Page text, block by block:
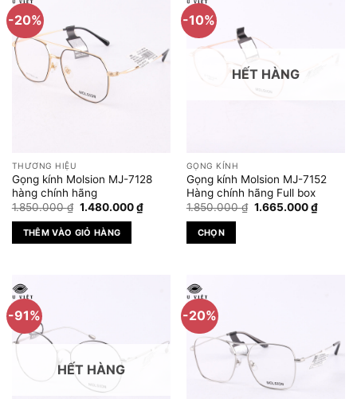
có
nhiều
biến
thể.
Các
chọn
trên
trang
sản
-20%
THƯƠNG HIỆU
Gọng kính Molsion MJ-7128
hàng chính hãng
1.850.000₫ Giá
là:
1.850.000 ₫.
1.480.000₫Giá
hiện
1.480.000 ₫.
THÊM VÀO GIỎ HÀNG
-10%
HẾT HÀNG
GỌNG KÍNH
Gọng kính Molsion MJ-7152
Hàng chính hãng Full box
1.850.000₫ Giá
1.665.000₫Giá
hiện
CHỌN
này
có
nhiều
biến
thể.
Các
-91%
HẾT HÀNG
-20%